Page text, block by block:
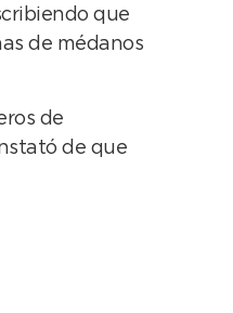
que
de médanos
de
de que